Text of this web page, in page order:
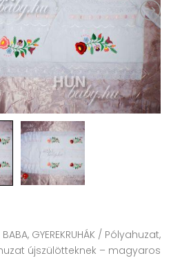
GYEREKRUHÁK / Pólyahuzat,
újszülötteknek – magyaros